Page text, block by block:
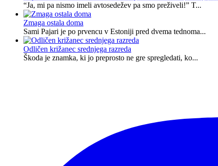
“Ja, mi pa nismo imeli avtosedežev pa smo preživeli!” T...
Zmaga ostala doma
Sami Pajari je po prvencu v Estoniji pred dvema tednoma...
Odličen križanec srednjega razreda
Škoda je znamka, ki jo preprosto ne gre spregledati, ko...